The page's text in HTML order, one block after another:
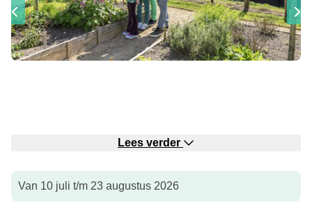
Ben je op zoek naar een bijzonder uitje met kinderen in de
regio Den Bosch? Dan isKasteel Ammersoyen in
Lees verder
Van 10 juli t/m 23 augustus 2026